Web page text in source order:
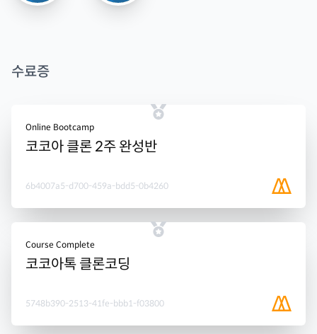
수료증
Online Bootcamp
코코아 클론 2주 완성반
6b4007a5-d700-459a-bdd5-0b4260
Course Complete
코코아톡 클론코딩
5748b390-2513-41fe-bbb1-f03800